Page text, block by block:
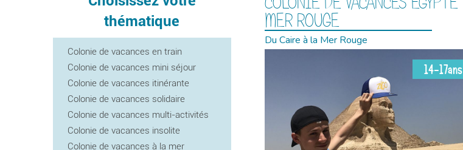
thématique
Colonie de vacances en train
Colonie de vacances mini séjour
Colonie de vacances itinérante
Colonie de vacances solidaire
Colonie de vacances multi-activités
Colonie de vacances insolite
Colonie de vacances à la mer
MER ROUGE
Du Caire à la Mer Rouge
14-17ans